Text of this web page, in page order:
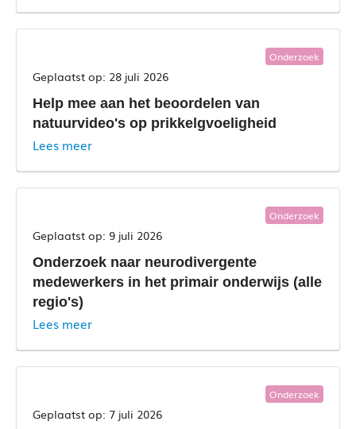
Onderzoek
28 juli 2026
Help mee aan het beoordelen van
natuurvideo's op prikkelgvoeligheid
Lees meer
Onderzoek
9 juli 2026
Onderzoek naar neurodivergente
medewerkers in het primair onderwijs (alle
regio's)
Lees meer
Onderzoek
7 juli 2026